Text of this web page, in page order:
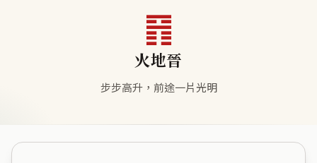
䷢
火地晉
步步高升，前途一片光明